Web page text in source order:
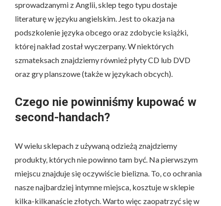
sprowadzanymi z Anglii, sklep tego typu dostaje
literaturę w języku angielskim. Jest to okazja na
podszkolenie języka obcego oraz zdobycie książki,
której nakład został wyczerpany. W niektórych
szmateksach znajdziemy również płyty CD lub DVD
oraz gry planszowe (także w językach obcych).
Czego nie powinniśmy kupować w
second-handach?
W wielu sklepach z używaną odzieżą znajdziemy
produkty, których nie powinno tam być. Na pierwszym
miejscu znajduje się oczywiście bielizna. To, co ochrania
nasze najbardziej intymne miejsca, kosztuje w sklepie
kilka-kilkanaście złotych. Warto więc zaopatrzyć się w